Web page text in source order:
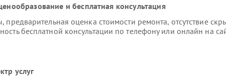
и бесплатная консультация
предварительная оценка стоимости ремонта, отсутствие
бесплатной консультации по телефону или онлайн на
услуг